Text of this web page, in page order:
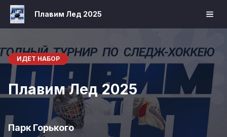
Плавим Лед 2025
ИДЕТ НАБОР
Плавим Лед 2025
Парк Горького